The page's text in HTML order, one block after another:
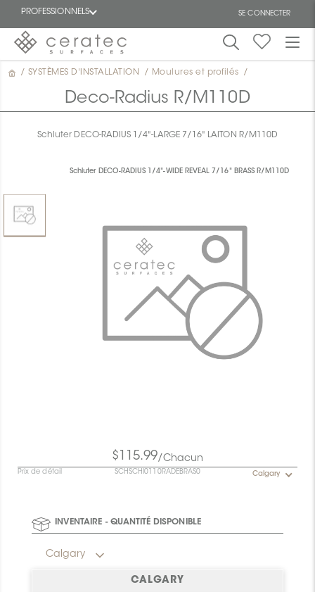
PROFESSIONNELS SE CONNECTER
En
vedette
/ SYSTÈMES D'INSTALLATION / Moulures et profilés /
Deco-Radius R/M110D
Schluter DECO-RADIUS 1/4"-LARGE 7/16" LAITON R/M110D
Schluter DECO-RADIUS 1/4"-WIDE REVEAL 7/16" BRASS R/M110D
$115.99/Chacun
Prix de détail SCHSCHI0110RADEBRAS0 Calgary
INVENTAIRE - QUANTITÉ DISPONIBLE
Calgary
CALGARY